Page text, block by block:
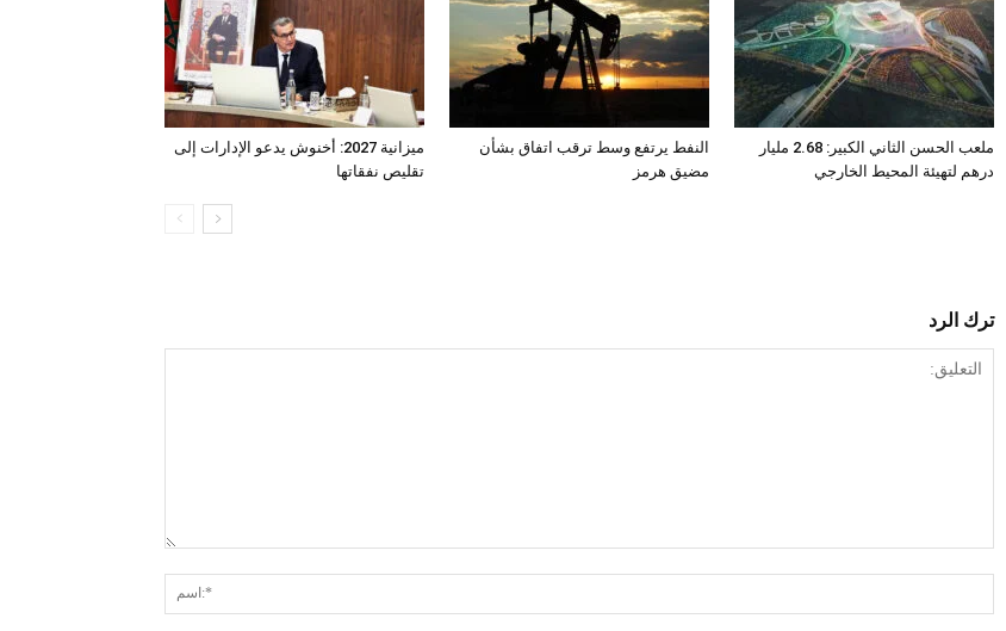
ميزانية 2027: أخنوش يدعو الإدارات إلى
تقليص نفقاتها
النفط يرتفع وسط ترقب اتفاق بشأن
مضيق هرمز
ملعب الحسن الثاني الكبير: 2.68 مليار
درهم لتهيئة المحيط الخارجي
ترك الرد